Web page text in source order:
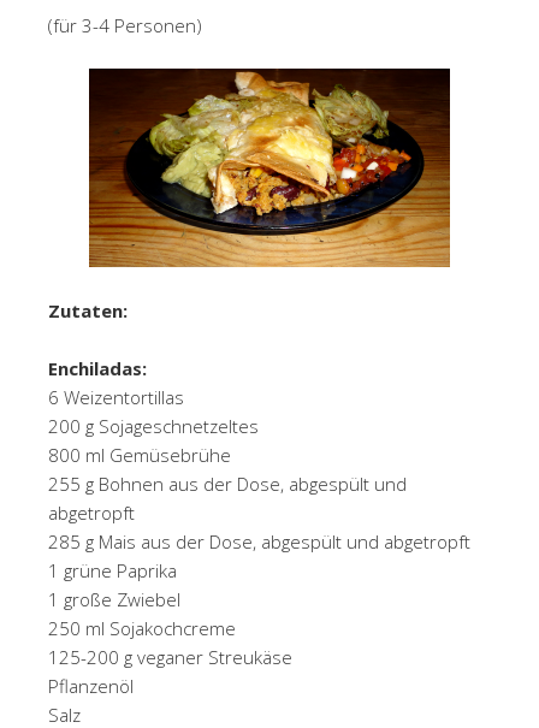
(für 3-4 Personen)
Zutaten:
Enchiladas:
6 Weizentortillas
200 g Sojageschnetzeltes
800 ml Gemüsebrühe
255 g Bohnen aus der Dose, abgespült und
abgetropft
285 g Mais aus der Dose, abgespült und abgetropft
1 grüne Paprika
1 große Zwiebel
250 ml Sojakochcreme
125-200 g veganer Streukäse
Pflanzenöl
Salz